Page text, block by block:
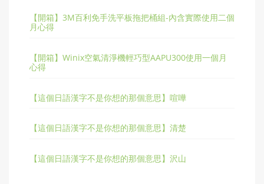
【開箱】3M百利免手洗平板拖把桶組-內含實際使用二個
月心得
【開箱】Winix空氣清淨機輕巧型AAPU300使用一個月
心得
【這個日語漢字不是你想的那個意思】喧嘩
【這個日語漢字不是你想的那個意思】清楚
【這個日語漢字不是你想的那個意思】沢山